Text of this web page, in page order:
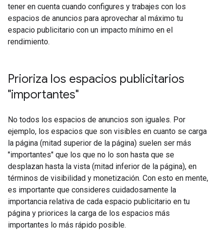
tener en cuenta cuando configures y trabajes con los
espacios de anuncios para aprovechar al máximo tu
espacio publicitario con un impacto mínimo en el
rendimiento.
Prioriza los espacios publicitarios
"importantes"
No todos los espacios de anuncios son iguales. Por
ejemplo, los espacios que son visibles en cuanto se carga
la página (mitad superior de la página) suelen ser más
"importantes" que los que no lo son hasta que se
desplazan hasta la vista (mitad inferior de la página), en
términos de visibilidad y monetización. Con esto en mente,
es importante que consideres cuidadosamente la
importancia relativa de cada espacio publicitario en tu
página y priorices la carga de los espacios más
importantes lo más rápido posible.